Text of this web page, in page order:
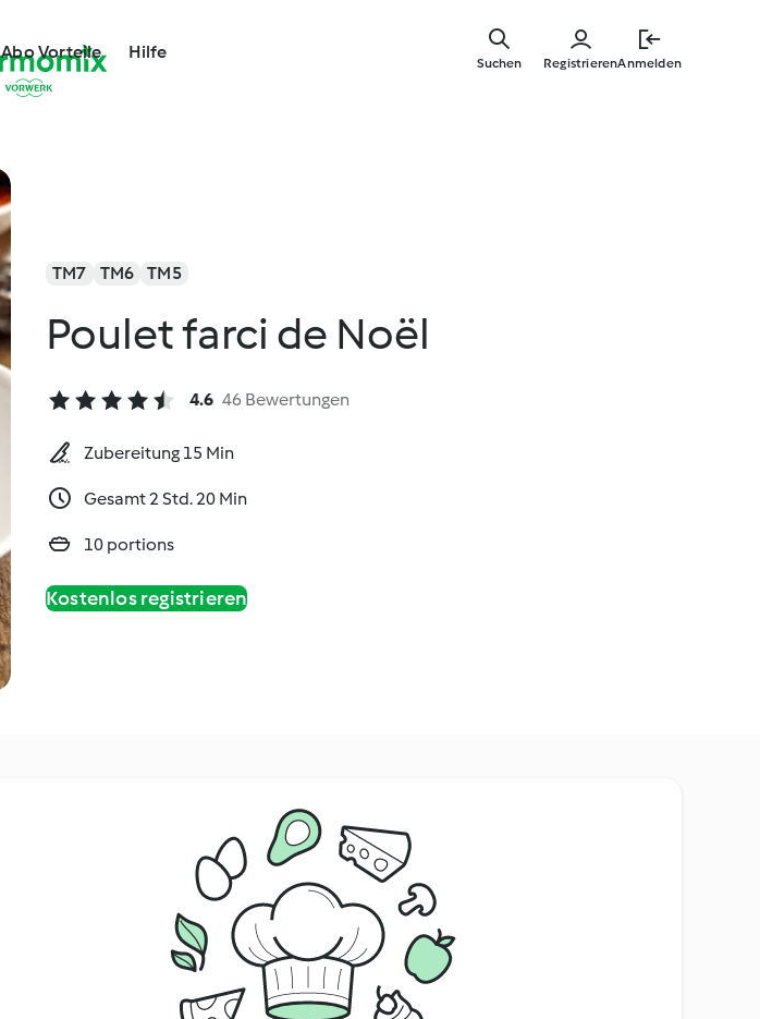
Abo Vorteile Hilfe
RegistrierenAnmelden
Suchen
TM7 TM6 TM5
Poulet farci de Noël
4.6 46 Bewertungen
Zubereitung 15 Min
Gesamt 2 Std. 20 Min
10 portions
Kostenlos registrieren